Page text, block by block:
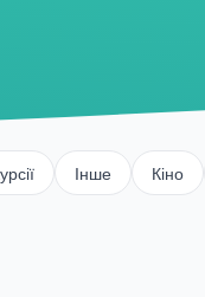
Інше Кіно